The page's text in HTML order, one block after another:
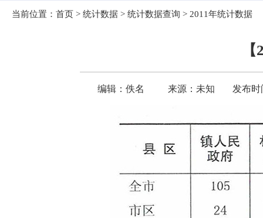
当前位置： 首页 > 统计数据 > 统计数据查询 > 2011年统计数据
编辑：佚名 来源：未知 发布时